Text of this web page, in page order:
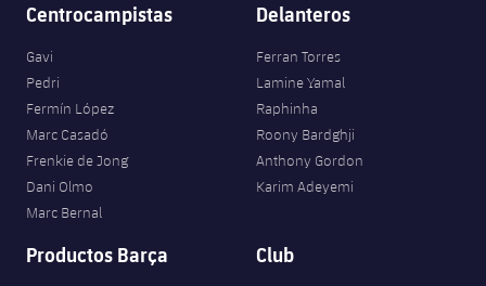
Centrocampistas
Gavi
Pedri
Fermín López
Marc Casadó
Frenkie de Jong
Dani Olmo
Marc Bernal
Delanteros
Ferran Torres
Lamine Yamal
Raphinha
Roony Bardghji
Anthony Gordon
Karim Adeyemi
Productos Barça Club